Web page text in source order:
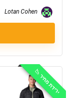
ירידת מחיר 📉